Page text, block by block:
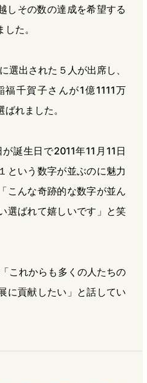
しその数の達成を希望する
た。
選出された５人が出席し、
千賀子さんが1億1111万
れました。
誕生日で2011年11月11日
という数字が並ぶのに魅力
こんな奇跡的な数字が並ん
選ばれて嬉しいです」と笑
これからも多くの人たちの
に貢献したい」と話してい